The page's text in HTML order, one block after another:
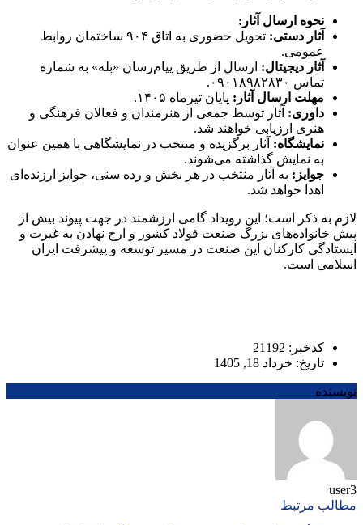
نحوه ارسال آثار :
آثار دستی:
تحویل حضوری به اتاق ۹۰۴ ساختمان روابط
عمومی.
آثار دیجیتال: ارسال از طریق پیام‌رسان «بله» به شماره
تماس ۰۹۰۱۸۹۸۲۸۳۰.
مهلت ارسال آثار : پایان تیرماه ۱۴۰۵.
داوری: آثار توسط جمعی از هنرمندان و فعالان فرهنگی و
هنری ارزیابی خواهند شد.
نمایشگاه: آثار برگزیده و منتخب در نمایشگاهی با همین عنوان
به نمایش گذاشته می‌شوند.
جوایز : به آثار منتخب در هر بخش و رده سنی، جوایز ارزنده‌ای
اهدا خواهد شد.
لازم به ذکر است؛ این رویداد گامی ارزشمند در جهت پیوند بیش از
پیش خانواده‌های بزرگ صنعت فولاد کشور و ارج نهادن به غیرت و
ایستادگی کارکنان این صنعت در مسیر توسعه و پیشرفت ایران
اسلامی است.
کدخبر: 21192
تاریخ: خرداد 18, 1405
نویسنده
user3
مطالب مرتبط